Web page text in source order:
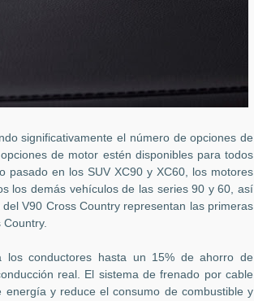
significativamente el número de opciones de
de motor estén disponibles para todos
pasado en los SUV XC90 y XC60, los motores
los demás vehículos de las series 90 y 60, así
V90 Cross Country representan las primeras
los conductores hasta un 15% de ahorro de
real. El sistema de frenado por cable
y reduce el consumo de combustible y